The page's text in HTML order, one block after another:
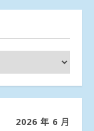
2026 年 6 月